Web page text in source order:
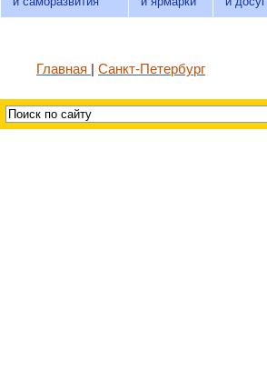
Главная Санкт-Петербург